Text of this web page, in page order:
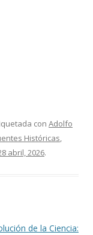
con Adolfo
Históricas,
abril, 2026.
de la Ciencia: